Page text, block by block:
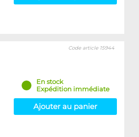
Code article 15944
En stock
Expédition immédiate
Ajouter au panier